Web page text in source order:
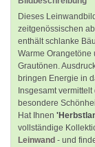
Dieses
zeitgenössischen
enthält schlanke
Warme Orangetöne
Grautönen.
bringen Energie in
Insgesamt
besondere
Hat Ihnen
vollständige
Leinwand - und